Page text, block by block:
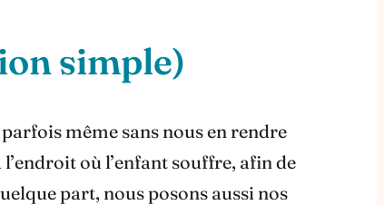
simple)
même sans nous en rendre
où l’enfant souffre, afin de
part, nous posons aussi nos